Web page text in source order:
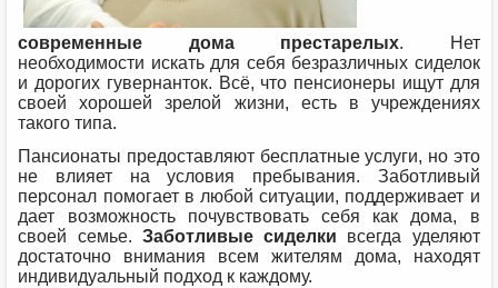
современные дома престарелых. Нет
необходимости искать для себя безразличных сиделок
и дорогих гувернанток. Всё, что пенсионеры ищут для
своей хорошей зрелой жизни, есть в учреждениях
такого типа.
Пансионаты предоставляют бесплатные услуги, но это
не влияет на условия пребывания. Заботливый
персонал помогает в любой ситуации, поддерживает и
дает возможность почувствовать себя как дома, в
своей семье. Заботливые сиделки всегда уделяют
достаточно внимания всем жителям дома, находят
индивидуальный подход к каждому.